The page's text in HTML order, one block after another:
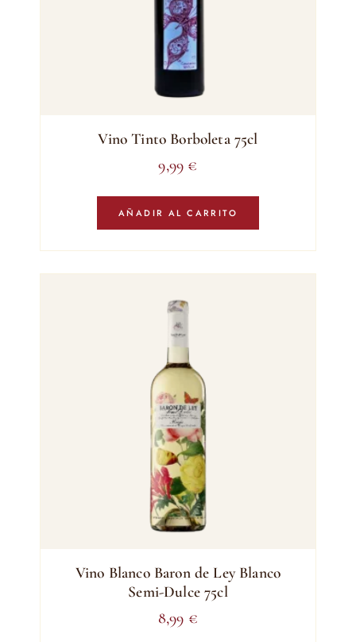
Vino Tinto Borboleta 75cl
9,99 €
AÑADIR AL CARRITO
Vino Blanco Baron de Ley Blanco
Semi-Dulce 75cl
8,99 €